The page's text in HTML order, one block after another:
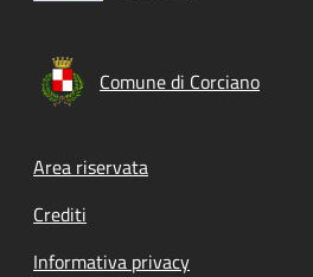
Comune di Corciano
Footer menu
Area riservata
Crediti
Informativa privacy